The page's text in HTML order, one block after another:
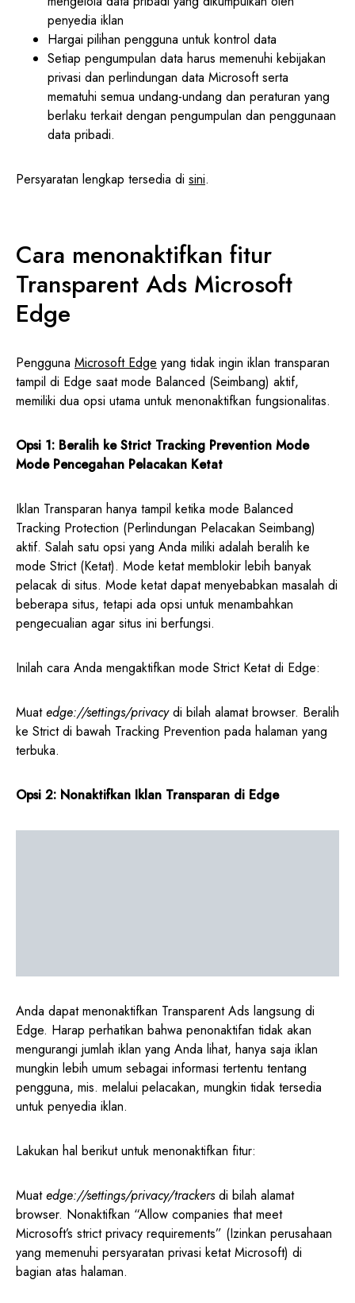
penyedia iklan
Hargai pilihan pengguna untuk kontrol data
Setiap pengumpulan data harus memenuhi kebijakan
privasi dan perlindungan data Microsoft serta
mematuhi semua undang-undang dan peraturan yang
berlaku terkait dengan pengumpulan dan penggunaan
data pribadi.
Persyaratan lengkap tersedia di sini.
Cara menonaktifkan fitur
Transparent Ads Microsoft
Edge
Pengguna Microsoft Edge yang tidak ingin iklan transparan
tampil di Edge saat mode Balanced (Seimbang) aktif,
memiliki dua opsi utama untuk menonaktifkan fungsionalitas.
Opsi 1: Beralih ke Strict Tracking Prevention Mode
Mode Pencegahan Pelacakan Ketat
Iklan Transparan hanya tampil ketika mode Balanced
Tracking Protection (Perlindungan Pelacakan Seimbang)
aktif. Salah satu opsi yang Anda miliki adalah beralih ke
mode Strict (Ketat). Mode ketat memblokir lebih banyak
pelacak di situs. Mode ketat dapat menyebabkan masalah di
beberapa situs, tetapi ada opsi untuk menambahkan
pengecualian agar situs ini berfungsi.
Inilah cara Anda mengaktifkan mode Strict Ketat di Edge:
Muatedge://settings/privacydi bilah alamat browser. Beralih
ke Strict di bawah Tracking Prevention pada halaman yang
terbuka.
Opsi 2: Nonaktifkan Iklan Transparan di Edge
Anda dapat menonaktifkan Transparent Ads langsung di
Edge. Harap perhatikan bahwa penonaktifan tidak akan
mengurangi jumlah iklan yang Anda lihat, hanya saja iklan
mungkin lebih umum sebagai informasi tertentu tentang
pengguna, mis. melalui pelacakan, mungkin tidak tersedia
untuk penyedia iklan.
Lakukan hal berikut untuk menonaktifkan fitur:
Muatedge://settings/privacy/trackersdi bilah alamat
browser. Nonaktifkan “Allow companies that meet
Microsoft’s strict privacy requirements” (Izinkan perusahaan
yang memenuhi persyaratan privasi ketat Microsoft) di
bagian atas halaman.